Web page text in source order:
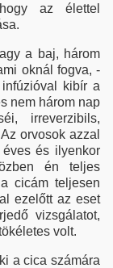
az élettel
a baj, három
oknál fogva, -
kibír a
nem három nap
irreverzibils,
orvosok azzal
és ilyenkor
én teljes
cicám teljesen
ezelőtt az eset
vizsgálatot,
volt.
a cica számára